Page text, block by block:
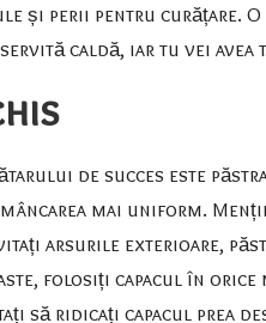
și perii pentru curățare.
caldă, iar tu vei avea
de succes este
mai uniform.
arsurile exterioare,
folosiți capacul în orice
ridicați capacul prea